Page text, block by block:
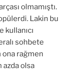
olmamıştı.
Lakin bu
kullanıcı
sohbete
ona rağmen
azda olsa